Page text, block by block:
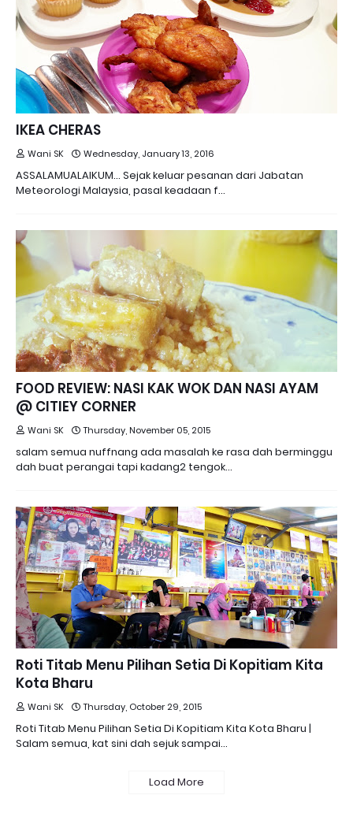
IKEA CHERAS
Wani SK Wednesday, January 13, 2016
ASSALAMUALAIKUM... Sejak keluar pesanan dari Jabatan
Meteorologi Malaysia, pasal keadaan f…
FOOD REVIEW: NASI KAK WOK DAN NASI AYAM
@ CITIEY CORNER
Wani SK Thursday, November 05, 2015
salam semua nuffnang ada masalah ke rasa dah berminggu
dah buat perangai tapi kadang2 tengok…
Roti Titab Menu Pilihan Setia Di Kopitiam Kita
Kota Bharu
Wani SK Thursday, October 29, 2015
Roti Titab Menu Pilihan Setia Di Kopitiam Kita Kota Bharu |
Salam semua, kat sini dah sejuk sampai…
Load More